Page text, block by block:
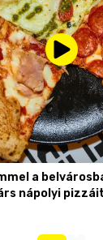
a
nápolyi